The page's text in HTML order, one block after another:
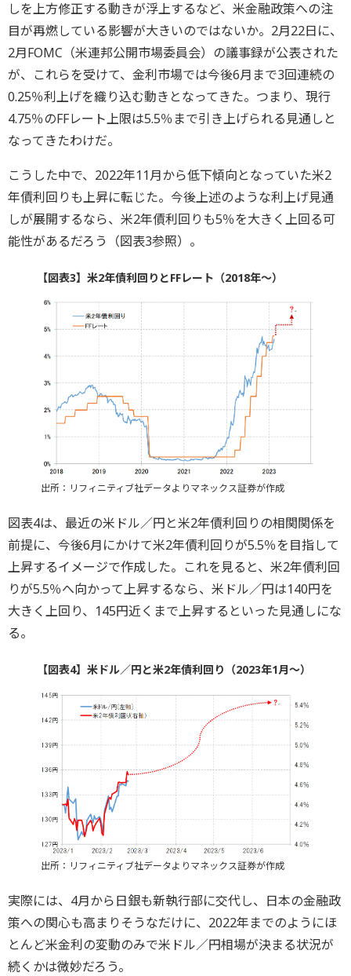
しを上方修正する動きが浮上するなど、米金融政策への注
目が再燃している影響が大きいのではないか。2月22日に、
2月FOMC（米連邦公開市場委員会）の議事録が公表された
が、これらを受けて、金利市場では今後6月まで3回連続の
0.25％利上げを織り込む動きとなってきた。つまり、現行
4.75％のFFレート上限は5.5％まで引き上げられる見通しと
なってきたわけだ。
こうした中で、2022年11月から低下傾向となっていた米2
年債利回りも上昇に転じた。今後上述のような利上げ見通
しが展開するなら、米2年債利回りも5％を大きく上回る可
能性があるだろう（図表3参照）。
【図表3】米2年債利回りとFFレート（2018年～）
出所：リフィニティブ社データよりマネックス証券が作成
図表4は、最近の米ドル／円と米2年債利回りの相関関係を
前提に、今後6月にかけて米2年債利回りが5.5％を目指して
上昇するイメージで作成した。これを見ると、米2年債利回
りが5.5％へ向かって上昇するなら、米ドル／円は140円を
大きく上回り、145円近くまで上昇するといった見通しにな
る。
【図表4】米ドル／円と米2年債利回り（2023年1月～）
出所：リフィニティブ社データよりマネックス証券が作成
実際には、4月から日銀も新執行部に交代し、日本の金融政
策への関心も高まりそうなだけに、2022年までのようにほ
とんど米金利の変動のみで米ドル／円相場が決まる状況が
続くかは微妙だろう。